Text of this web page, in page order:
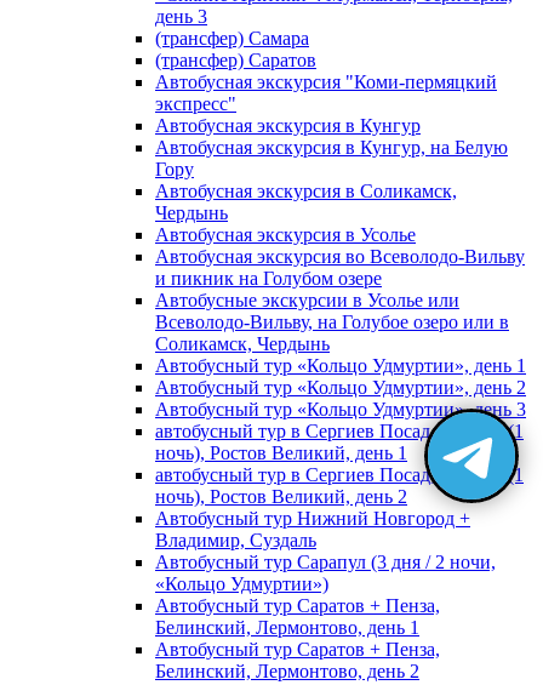
день 3
(трансфер) Самара
(трансфер) Саратов
Автобусная экскурсия "Коми-пермяцкий
экспресс"
Автобусная экскурсия в Кунгур
Автобусная экскурсия в Кунгур, на Белую
Гору
Автобусная экскурсия в Соликамск,
Чердынь
Автобусная экскурсия в Усолье
Автобусная экскурсия во Всеволодо-Вильву
и пикник на Голубом озере
Автобусные экскурсии в Усолье или
Всеволодо-Вильву, на Голубое озеро или в
Соликамск, Чердынь
Автобусный тур «Кольцо Удмуртии», день 1
Автобусный тур «Кольцо Удмуртии», день 2
Автобусный тур «Кольцо Удмуртии», день 3
автобусный тур в Сергиев Посад, Москву (1
ночь), Ростов Великий, день 1
автобусный тур в Сергиев Посад, Москву (1
ночь), Ростов Великий, день 2
Автобусный тур Нижний Новгород +
Владимир, Суздаль
Автобусный тур Сарапул (3 дня / 2 ночи,
«Кольцо Удмуртии»)
Автобусный тур Саратов + Пенза,
Белинский, Лермонтово, день 1
Автобусный тур Саратов + Пенза,
Белинский, Лермонтово, день 2